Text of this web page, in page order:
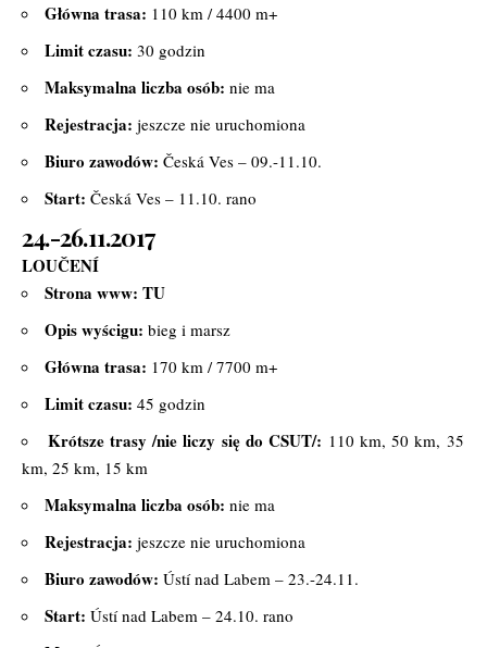
Główna trasa: 110 km / 4400 m+
Limit czasu: 30 godzin
Maksymalna liczba osób: nie ma
Rejestracja: jeszcze nie uruchomiona
Biuro zawodów: Česká Ves – 09.-11.10.
Start: Česká Ves – 11.10. rano
24.-26.11.2017
LOUČENÍ
Strona www: TU
Opis wyścigu: bieg i marsz
Główna trasa: 170 km / 7700 m+
Limit czasu: 45 godzin
Krótsze trasy /nie liczy się do CSUT/: 110 km, 50 km, 35
km, 25 km, 15 km
Maksymalna liczba osób: nie ma
Rejestracja: jeszcze nie uruchomiona
Biuro zawodów: Ústí nad Labem – 23.-24.11.
Start: Ústí nad Labem – 24.10. rano